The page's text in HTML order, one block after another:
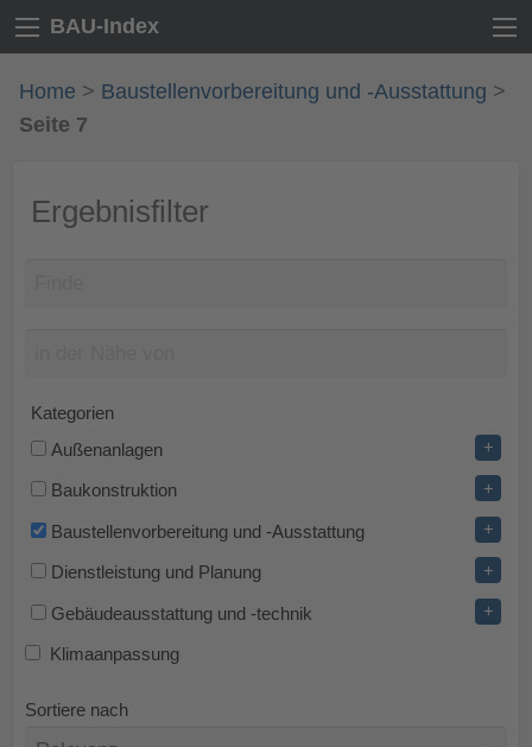
BAU-Index
Home > Baustellenvorbereitung und -Ausstattung >
Seite 7
Ergebnisfilter
Kategorien
Außenanlagen
+
Baukonstruktion +
Baustellenvorbereitung und -Ausstattung +
Dienstleistung und Planung +
Gebäudeausstattung und -technik +
Klimaanpassung
Sortiere nach